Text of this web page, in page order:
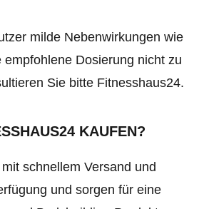
milde Nebenwirkungen wie
Dosierung nicht zu
Sie bitte Fitnesshaus24.
KAUFEN?
schnellem Versand und
und sorgen für eine